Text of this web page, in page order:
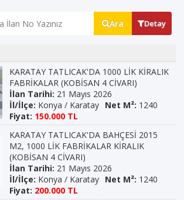
Ara Detay
KARATAY TATLICAK'DA 1000 LİK KİRALIK
FABRİKALAR (KOBİSAN 4 CİVARI)
İlan Tarihi: 21 Mayıs 2026
İl/İlçe: Konya / Karatay Net M²: 1240
Fiyat: 150.000 TL
KARATAY TATLICAK'DA BAHÇESİ 2015
M2, 1000 LİK FABRİKALAR KİRALIK
(KOBİSAN 4 CİVARI)
İlan Tarihi: 21 Mayıs 2026
İl/İlçe: Konya / Karatay Net M²: 1240
Fiyat: 200.000 TL